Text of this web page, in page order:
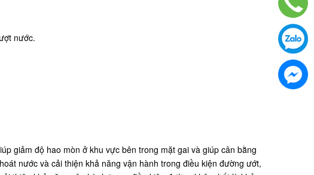
nước.
giảm độ hao mòn ở khu vực bên trong mặt gai và giúp cân bằng
nước và cải thiện khả năng vận hành trong điều kiện đường ướt,